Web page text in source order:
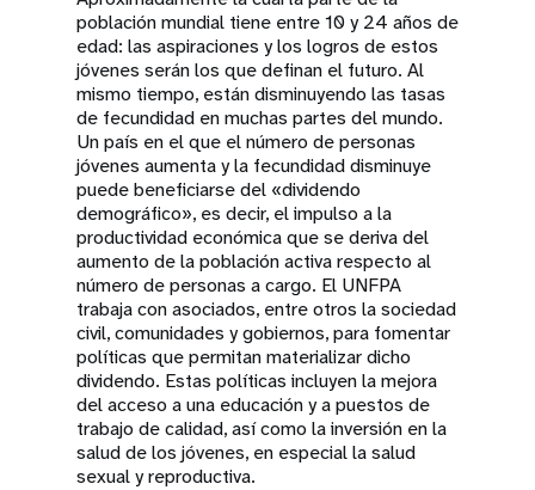
población mundial tiene entre 10 y 24 años de
edad: las aspiraciones y los logros de estos
jóvenes serán los que definan el futuro. Al
mismo tiempo, están disminuyendo las tasas
de fecundidad en muchas partes del mundo.
Un país en el que el número de personas
jóvenes aumenta y la fecundidad disminuye
puede beneficiarse del «dividendo
demográfico», es decir, el impulso a la
productividad económica que se deriva del
aumento de la población activa respecto al
número de personas a cargo. El UNFPA
trabaja con asociados, entre otros la sociedad
civil, comunidades y gobiernos, para fomentar
políticas que permitan materializar dicho
dividendo. Estas políticas incluyen la mejora
del acceso a una educación y a puestos de
trabajo de calidad, así como la inversión en la
salud de los jóvenes, en especial la salud
sexual y reproductiva.